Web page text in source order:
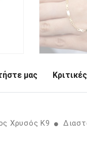
μας Κριτικές
Χρυσός K9